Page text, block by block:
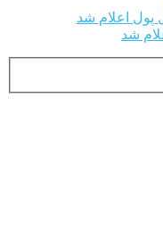
پول اعلام شد
شد